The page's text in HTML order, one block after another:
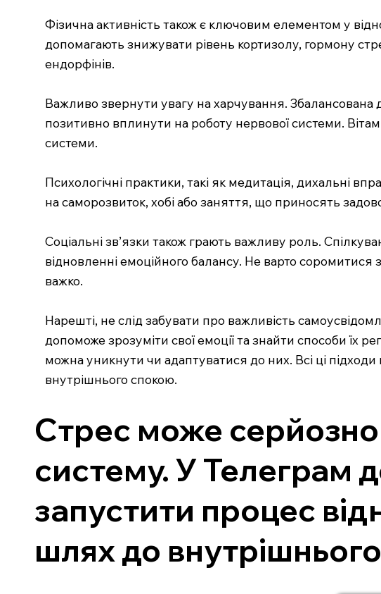
Фізична активність також є ключовим елементом у
допомагають знижувати рівень кортизолу, гормону
ендорфінів.
Важливо звернути увагу на харчування. Збалансована
позитивно вплинути на роботу нервової системи.
системи.
Психологічні практики, такі як медитація, дихальні
на саморозвиток, хобі або заняття, що приносять
Соціальні зв’язки також грають важливу роль.
відновленні емоційного балансу. Не варто
важко.
Нарешті, не слід забувати про важливість
допоможе зрозуміти свої емоції та знайти способи їх
можна уникнути чи адаптуватися до них. Всі ці
внутрішнього спокою.
Стрес може
систему. У Телеграм
запустити процес
шлях до